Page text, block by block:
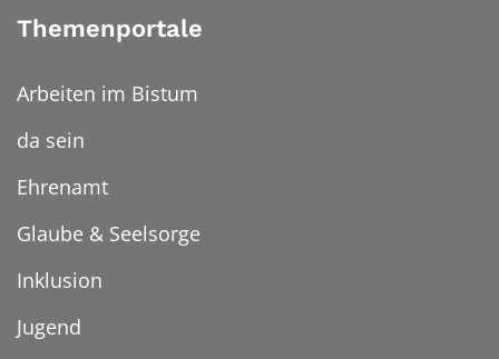
Themenportale
Arbeiten im Bistum
da sein
Ehrenamt
Glaube & Seelsorge
Inklusion
Jugend